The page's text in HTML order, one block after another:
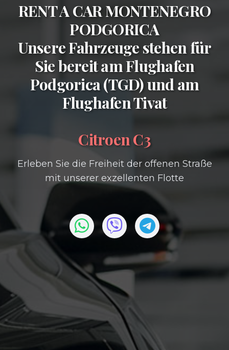
RENT A CAR MONTENEGRO
PODGORICA
Unsere Fahrzeuge stehen für
Sie bereit amFlughafen
Podgorica (TGD)und am
Flughafen Tivat
Citroen C3
Erleben Sie die Freiheit der offenen Straße
mit unserer exzellenten Flotte